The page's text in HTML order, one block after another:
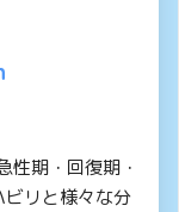
性期・回復期・
リと様々な分